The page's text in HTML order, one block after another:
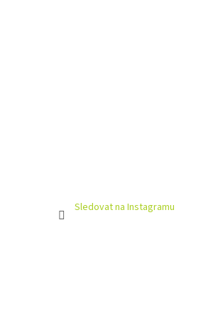
Sledovat na Instagramu